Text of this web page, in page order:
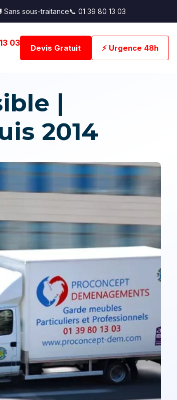
Sans sous-traitance📞 01 39 80 13 03
03
Devis Gratuit ⚡ Urgence 48h
|
2014